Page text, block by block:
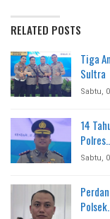
RELATED POSTS
Tiga
Sultra
Sabtu,
14
Sabtu,